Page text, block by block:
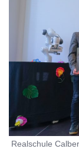
Realschule